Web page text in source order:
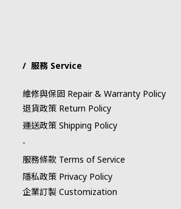
/ 服務 Service
維修與保固 Repair & Warranty Policy
退貨政策 Return Policy
運送政策 Shipping Policy
-
服務條款 Terms of Service
隱私政策 Privacy Policy
企業訂製 Customization